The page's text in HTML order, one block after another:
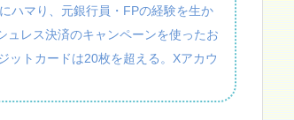
ハマり、元銀行員・FPの経験を生か
ュレス決済のキャンペーンを使ったお
ットカードは20枚を超える。Xアカウ